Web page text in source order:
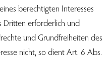
berechtigten Interesses
Dritten erforderlich und
und Grundfreiheiten des
nicht, so dient Art. 6 Abs.